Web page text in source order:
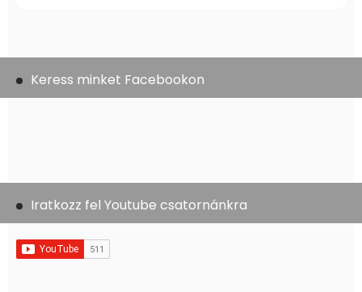
Keress minket Facebookon
Iratkozz fel Youtube csatornánkra